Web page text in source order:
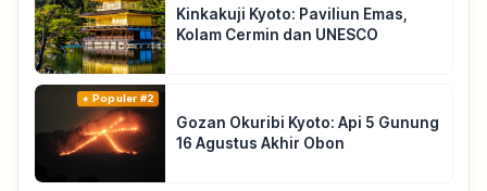
Kinkakuji Kyoto: Paviliun Emas,
Kolam Cermin dan UNESCO
Populer #2
Gozan Okuribi Kyoto: Api 5 Gunung
16 Agustus Akhir Obon